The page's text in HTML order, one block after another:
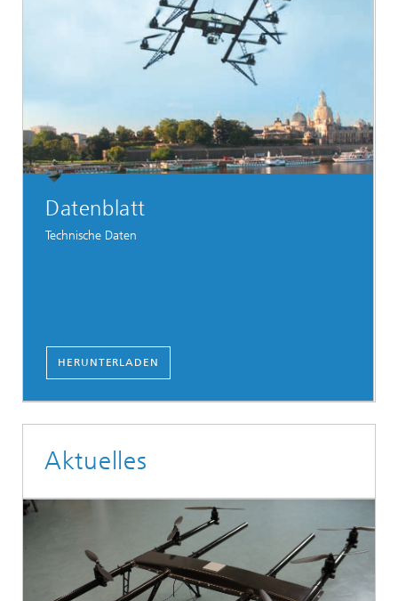
Datenblatt
Technische Daten
HERUNTERLADEN
Aktuelles